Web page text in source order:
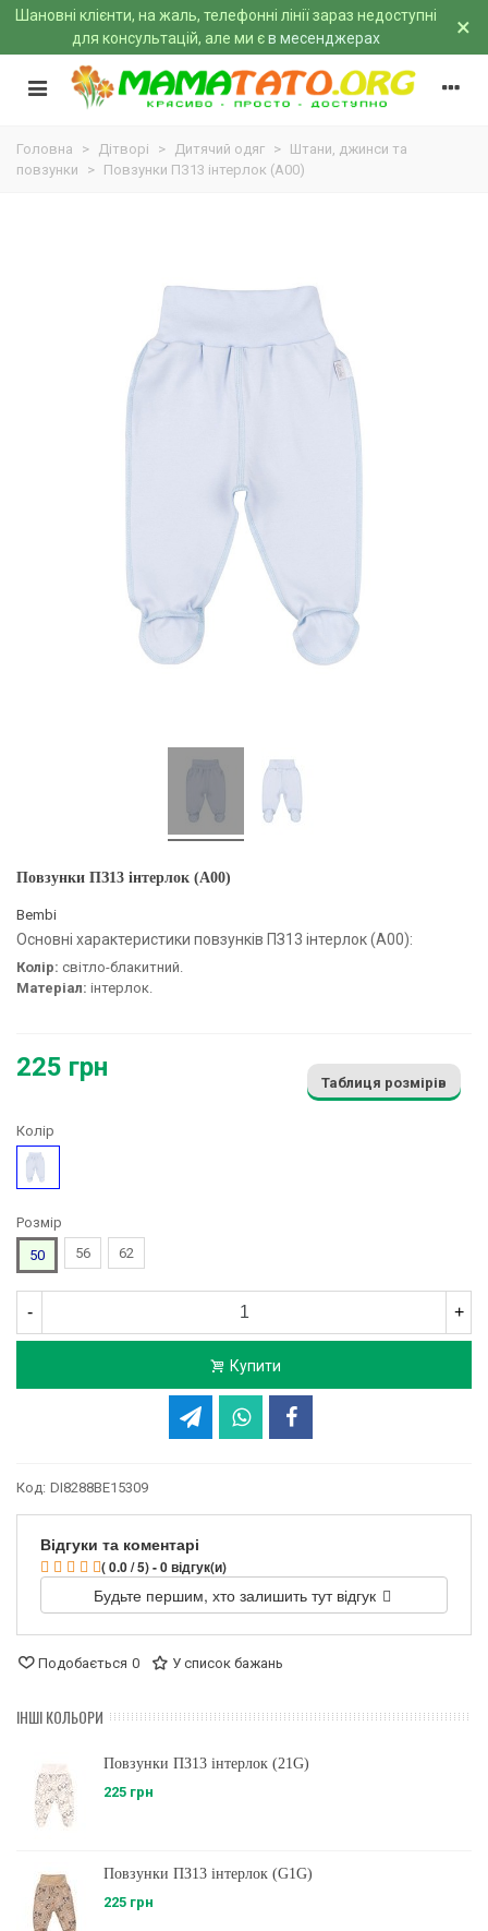
Шановні клієнти, на жаль, телефонні лінії зараз недоступні
для консультацій, але ми єв месенджерах ×
Головна > Дітворі > Дитячий одяг > Штани, джинси та
повзунки
> Повзунки ПЗ13 інтерлок (A00)
Повзунки ПЗ13 інтерлок (A00)
Bembi
Основні характеристики повзунків ПЗ13 інтерлок (A00):
Колір: світло-блакитний.
Матеріал: інтерлок.
225 грн
Таблиця розмірів
Колір
Блакитний
Розмір
50
56 62
- +
Купити
Код: DI8288BE15309
Відгуки та коментарі
( 0.0 / 5) - 0 відгук(и)
Будьте першим, хто залишить тут відгук
Подобається 0 У список бажань
ІНШІ КОЛЬОРИ
Повзунки ПЗ13 інтерлок (21G)
225 грн
Повзунки ПЗ13 інтерлок (G1G)
225 грн